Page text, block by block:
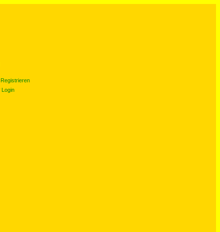
Registrieren
Login